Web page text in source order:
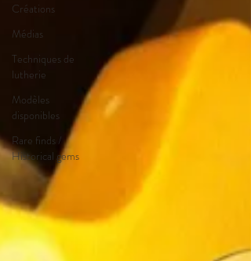
Créations
Médias
Techniques de
lutherie
Modèles
disponibles
Rare finds /
Historical gems